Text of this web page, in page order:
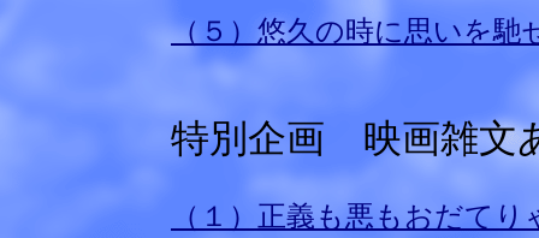
（５）悠久の時に思いを馳
特別企画 映画雑文
（１）正義も悪もおだて